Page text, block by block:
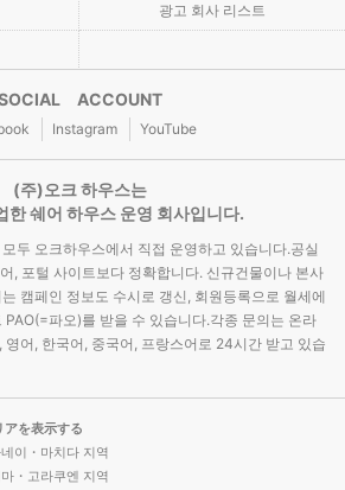
광고 회사 리스트
ACCOUNT
Instagram YouTube
(주)오크 하우스는
한 쉐어 하우스 운영 회사입니다.
두 오크하우스에서 직접 운영하고 있습니다.공실
, 포털 사이트보다 정확합니다. 신규건물이나 본사
캠페인 정보도 수시로 갱신, 회원등록으로 월세에
PAO(=파오)를 받을 수 있습니다.각종 문의는 온라
영어, 한국어, 중국어, 프랑스어로 24시간 받고 있습
を表示する
이・마치다 지역
・고라쿠엔 지역